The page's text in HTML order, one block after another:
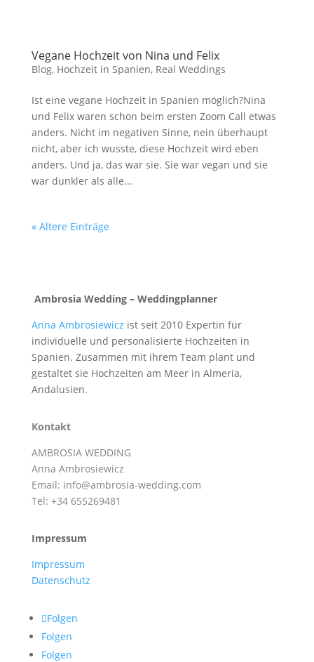
Vegane Hochzeit von Nina und Felix
Blog, Hochzeit in Spanien, Real Weddings
Ist eine vegane Hochzeit in Spanien möglich?Nina
und Felix waren schon beim ersten Zoom Call etwas
anders. Nicht im negativen Sinne, nein überhaupt
nicht, aber ich wusste, diese Hochzeit wird eben
anders. Und ja, das war sie. Sie war vegan und sie
war dunkler als alle...
« Ältere Einträge
Ambrosia Wedding – Weddingplanner
Anna Ambrosiewicz ist seit 2010 Expertin für
individuelle und personalisierte Hochzeiten in
Spanien. Zusammen mit ihrem Team plant und
gestaltet sie Hochzeiten am Meer in Almeria,
Andalusien.
Kontakt
AMBROSIA WEDDING
Anna Ambrosiewicz
Email: info@ambrosia-wedding.com
Tel: +34 655269481
Impressum
Impressum
Datenschutz
Folgen
Folgen
Folgen